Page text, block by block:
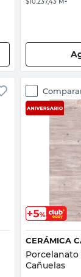
CERÁMICA
Porcelanato
Cañuelas